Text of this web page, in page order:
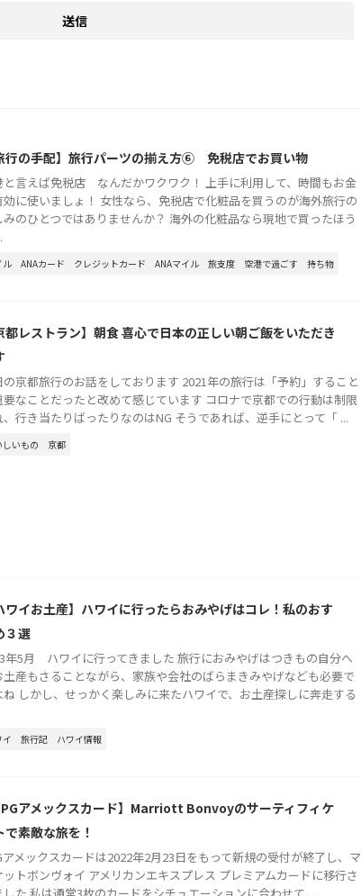
行の手配】旅行パーツの揃え方⑥ 免税店でお買い物
と言えば免税店 なんだかワクワク！ 上手に利用して、時間もお金
効に使いましょ！ 女性なら、免税店で化粧品を買うのが海外旅行の
みのひとつではありませんか？ 海外の化粧品なら現地で買ったほう
ル ANAカード クレジットカード ANAマイル 旅支度 空港で過ごす 持ち物
都レストラン】朝食 喜心で日本の正しい朝ご飯をいただき
の京都旅行のお話をしております 2021年の旅行は「予約」すること
要なことだったと改めて感じています コロナで京都での行動は制限
、行き当たりばったりなのはNG そうであれば、逆手にとって「 ...
しいもの 京都
ワイお土産】ハワイに行ったらおみやげはコレ！私のおす
３選
年5月 ハワイに行ってきました 旅行におみやげはつきもの自分へ
土産もさることながら、家族や会社のばらまきみやげなども必要で
ね しかし、せっかく楽しみに来たハワイで、お土産探しに奔走する
イ 旅行記 ハワイ情報
アメックスカード】Marriott Bonvoyのサーティフィケ
で素敵な旅を！
アメックスカードは2022年2月23日をもって新規の受付が終了し、マ
ットボンヴォイ アメリカンエキスプレス プレミアムカードに移行さ